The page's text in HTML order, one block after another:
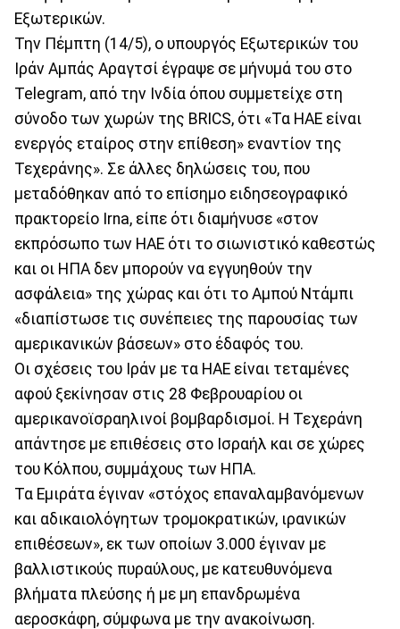
Εξωτερικών.
Την Πέμπτη (14/5), ο υπουργός Εξωτερικών του
Ιράν Αμπάς Αραγτσί έγραψε σε μήνυμά του στο
Telegram, από την Ινδία όπου συμμετείχε στη
σύνοδο των χωρών της BRICS, ότι «Τα ΗΑΕ είναι
ενεργός εταίρος στην επίθεση» εναντίον της
Τεχεράνης». Σε άλλες δηλώσεις του, που
μεταδόθηκαν από το επίσημο ειδησεογραφικό
πρακτορείο Irna, είπε ότι διαμήνυσε «στον
εκπρόσωπο των ΗΑΕ ότι το σιωνιστικό καθεστώς
και οι ΗΠΑ δεν μπορούν να εγγυηθούν την
ασφάλεια» της χώρας και ότι το Aμπού Ντάμπι
«διαπίστωσε τις συνέπειες της παρουσίας των
αμερικανικών βάσεων» στο έδαφός του.
Οι σχέσεις του Ιράν με τα ΗΑΕ είναι τεταμένες
αφού ξεκίνησαν στις 28 Φεβρουαρίου οι
αμερικανοϊσραηλινοί βομβαρδισμοί. Η Τεχεράνη
απάντησε με επιθέσεις στο Ισραήλ και σε χώρες
του Κόλπου, συμμάχους των ΗΠΑ.
Τα Εμιράτα έγιναν «στόχος επαναλαμβανόμενων
και αδικαιολόγητων τρομοκρατικών, ιρανικών
επιθέσεων», εκ των οποίων 3.000 έγιναν με
βαλλιστικούς πυραύλους, με κατευθυνόμενα
βλήματα πλεύσης ή με μη επανδρωμένα
αεροσκάφη, σύμφωνα με την ανακοίνωση.